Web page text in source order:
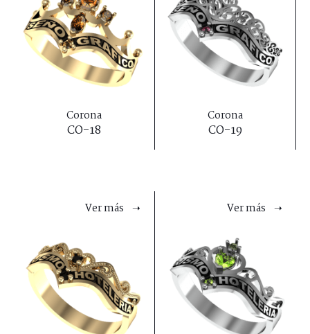
Corona
CO-18
Corona
CO-19
Ver más ➝ Ver más ➝